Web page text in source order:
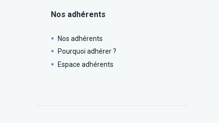
Nos adhérents
Nos adhérents
Pourquoi adhérer ?
Espace adhérents